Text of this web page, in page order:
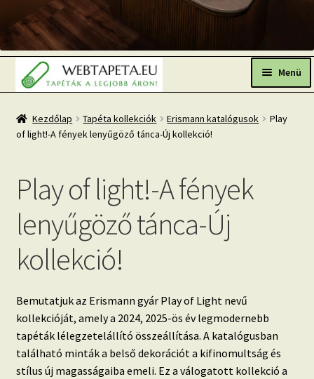
Ugrás
a
navigációhoz
Kilépés
a
tartalomba Menü
Népszerű tapéták
Tapéta BLOG
Mi az a fotótapéta?
Tapétázási tanácsok
Kapcsolat
Kezdőlap Tapéta kollekciók Erismann katalógusok
Play
of light!-A fények lenyűgöző tánca-Új kollekció!
Play of light!-A fények
lenyűgöző tánca-Új
kollekció!
Bemutatjuk az Erismann gyár Play of Light nevű
kollekcióját, amely a 2024, 2025-ös év legmodernebb
tapéták lélegzetelállító összeállítása. A katalógusban
található minták a belső dekorációt a kifinomultság és
stílus új magasságaiba emeli. Ez a válogatott kollekció a